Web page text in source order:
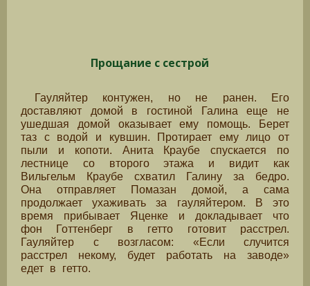
Прощание с сестрой
Гауляйтер контужен, но не ранен. Его
доставляют домой в гостиной Галина еще не
ушедшая домой оказывает ему помощь. Берет
таз с водой и кувшин. Протирает ему лицо от
пыли и копоти. Анита Краубе спускается по
лестнице со второго этажа и видит как
Вильгельм Краубе схватил Галину за бедро.
Она отправляет Помазан домой, а сама
продолжает ухаживать за гауляйтером. В это
время прибывает Яценке и докладывает что
фон Готтенберг в гетто готовит расстрел.
Гауляйтер с возгласом: «Если случится
расстрел некому, будет работать на заводе»
едет в гетто.